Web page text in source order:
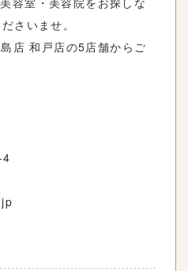
さいませ。
店 和戸店の5店舗からご
4